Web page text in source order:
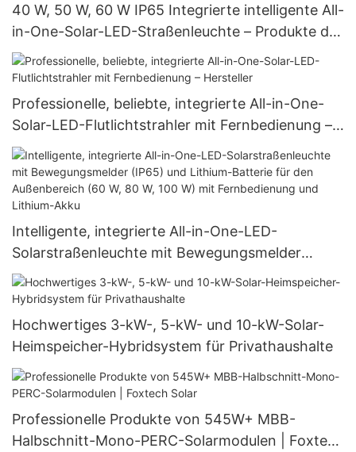
40 W, 50 W, 60 W IP65 Integrierte intelligente All-
in-One-Solar-LED-Straßenleuchte – Produkte der
G-Serie | Foxtech Solar
Professionelle, beliebte, integrierte All-in-One-
Solar-LED-Flutlichtstrahler mit Fernbedienung –
Hersteller
Intelligente, integrierte All-in-One-LED-
Solarstraßenleuchte mit Bewegungsmelder
(IP65) und Lithium-Batterie für den
Außenbereich (60 W, 80 W, 100 W) mit
Fernbedienung und Lithium-Akku
Hochwertiges 3-kW-, 5-kW- und 10-kW-Solar-
Heimspeicher-Hybridsystem für Privathaushalte
Professionelle Produkte von 545W+ MBB-
Halbschnitt-Mono-PERC-Solarmodulen | Foxtech